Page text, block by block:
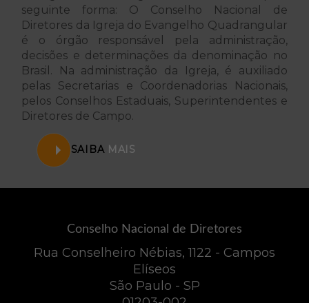
seguinte forma: O Conselho Nacional de
Diretores da Igreja do Evangelho Quadrangular
é o órgão responsável pela administração,
decisões e determinações da denominação no
Brasil. Na administração da Igreja, é auxiliado
pelas Secretarias e Coordenadorias Nacionais,
pelos Conselhos Estaduais, Superintendentes e
Diretores de Campo.
SAIBA MAIS
Conselho Nacional de Diretores
Rua Conselheiro Nébias, 1122 - Campos
Elíseos
São Paulo - SP